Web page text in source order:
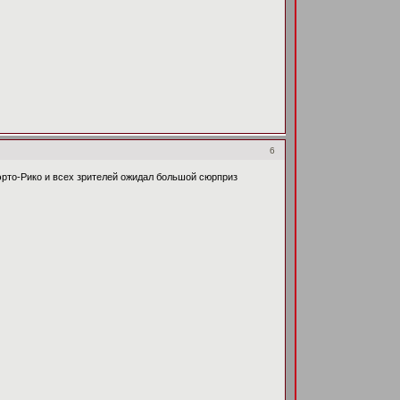
6
Рико и всех зрителей ожидал большой сюрприз